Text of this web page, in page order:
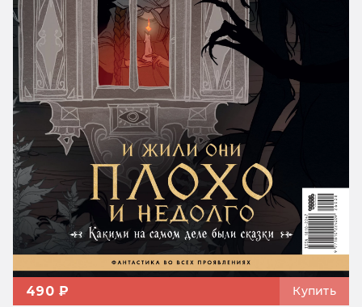
490 ₽ Купить